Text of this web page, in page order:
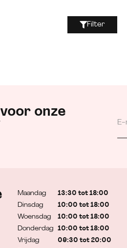
Filter
onze
Maandag
Dinsdag
Woensdag
Donderdag
Vrijdag
13:30 tot 18:00
10:00 tot 18:00
10:00 tot 18:00
10:00 tot 18:00
09:30 tot 20:00